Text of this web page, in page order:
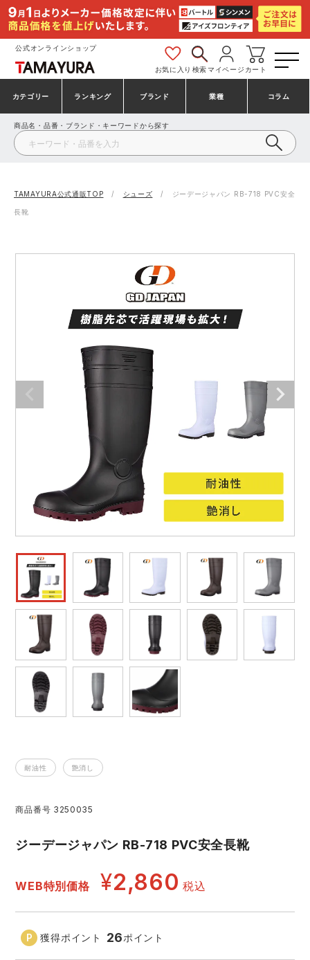
公式オンラインショップ
お気に入り 検索マイページ カート
カテゴリー
安全靴・作業靴
事務服・オフィスウェア
作業用手袋
アウトドア・スポーツ
ワークスーツ
コンプレッションウェア
作業用ポロシャツ
安全保護具
レインウェア・カッパ
ヤッケ
作業用小物・アクセサリー
つなぎ
ランキング
安全靴ランキング
安全靴スニーカーランキング
アシックス安全靴ランキング
ミズノ安全靴ランキング
作業着ランキング
アウトドアウェアランキング
つなぎランキング
空調服ランキング
コンプレッションウェアランキング
作業用ポロシャツランキング
作業用手袋ランキング
レインウェアランキング
アイズフロンティア ランキング
コーコス ランキング
アイトス ランキング
ジーベック ランキング
ネーム刺繍・プリント加工対象商品
ニット
ブランド
アシックス
プーマ コンバース（CONVERSE）
TSDESIGN
アイトス株式会社
クレヒフク
住商モンブラン ボンマックス
GUSH FORCE
GDジャパン カーシーカシマ
シンメン
ハイパーV 丸五
ニオイクリア
エアークラフト
サーヴォ セロリー 大阪支店
アタックベース サンエス
中塚被服
業種
建設・建築作業服
製造・工場作業服
電気・設備作業服
配達・営業作業服
自動車整備士作業服
DIY・日曜大工作業服
飲食店ユニフォーム
運送・倉庫作業服
清掃・ビルメンテ作業服
夜間・高視認性安全服
医療白衣・介護服
コラム
商品名・品番・ブランド・キーワードから探す
TAMAYURA公式通販TOP シューズ ジーデージャパン RB-718 PVC安全
長靴
耐油性 艶消し
商品番号 3250035
ジーデージャパン RB-718 PVC安全長靴
WEB特別価格 ¥2,860 税込
獲得ポイント 26ポイント